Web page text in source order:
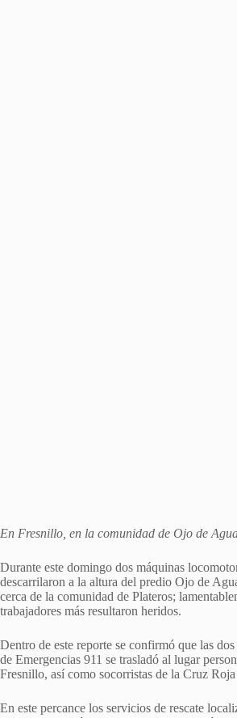
En Fresnillo, en la comunidad de Ojo de
Durante este domingo dos máquinas
descarrilaron a la altura del predio Ojo de
cerca de la comunidad de Plateros;
trabajadores más resultaron heridos.
Dentro de este reporte se confirmó que las
de Emergencias 911 se trasladó al lugar
Fresnillo, así como socorristas de la Cruz
En este percance los servicios de rescate